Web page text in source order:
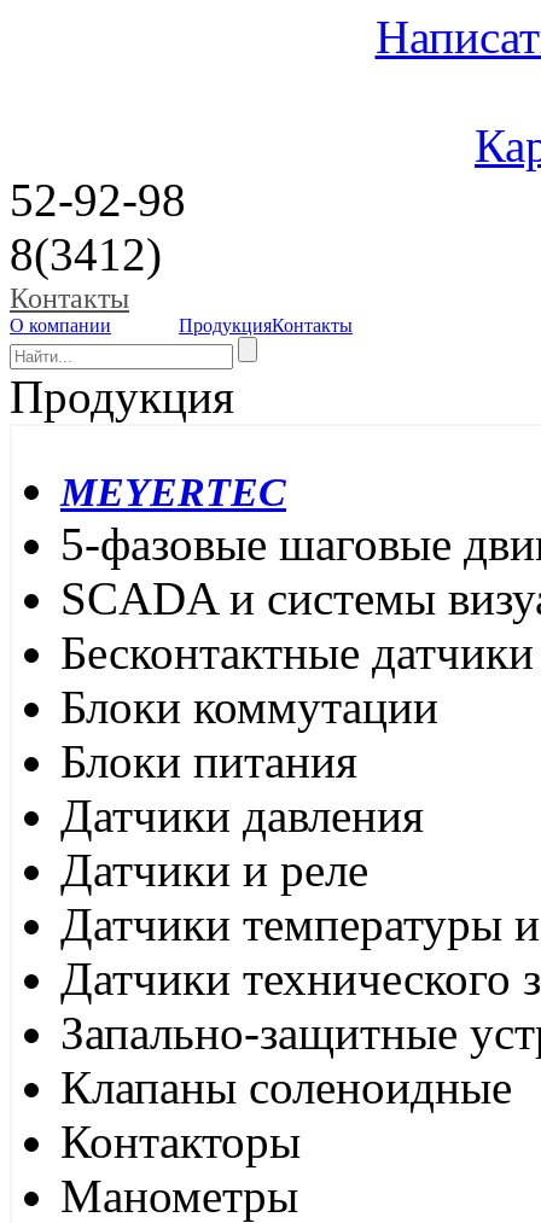
52-92-98
8(3412)
Контакты
О компании ПродукцияКонтакты
Продукция
MEYERTEC
5-фазовые шаговые
SCADA и системы
Бесконтактные датчики
Блоки коммутации
Блоки питания
Датчики давления
Датчики и реле
Датчики температуры
Датчики технического
Запально-защитные
Клапаны соленоидные
Контакторы
Манометры